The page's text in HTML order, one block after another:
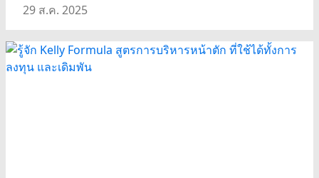
29 ส.ค. 2025